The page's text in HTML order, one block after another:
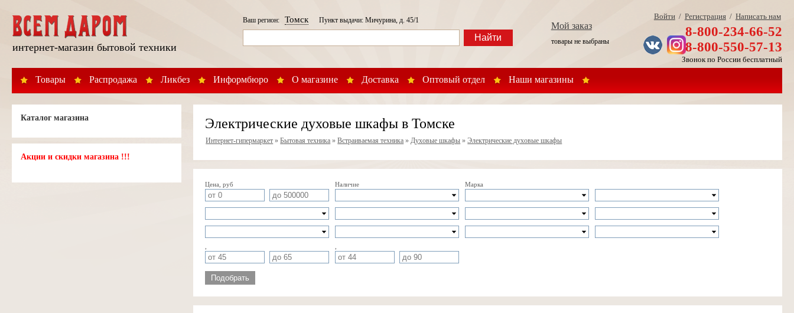
интернет-магазин бытовой техники
Товары Распродажа Ликбез Информбюро О магазине Доставка Оптовый отдел Наши магазины
Ваш регион:ТомскПункт выдачи: Мичурина, д. 45/1
Найти
Мой заказ
товары не выбраны
Войти/ Регистрация/ Написать нам
8-800-234-66-52
8-800-550-57-13
Звонок по России бесплатный
Каталог магазина
Акции и скидки магазина !!!
Электрические духовые шкафы в Томске
Интернет-гипермаркет »Бытовая техника »Встраиваемая техника »Духовые шкафы »Электрические духовые шкафы
Цена, руб Наличие Марка
Подобрать